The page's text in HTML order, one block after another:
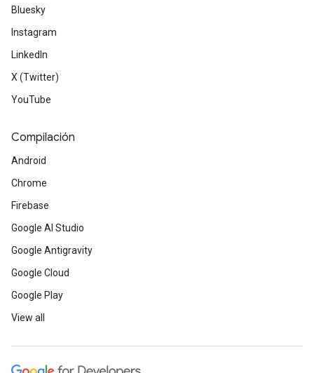
Bluesky
Instagram
LinkedIn
X (Twitter)
YouTube
Compilación
Android
Chrome
Firebase
Google AI Studio
Google Antigravity
Google Cloud
Google Play
View all